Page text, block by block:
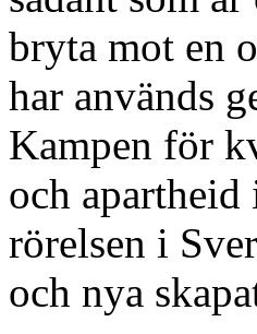
bryta mot en
har används
Kampen för
och
rörelsen i
och nya